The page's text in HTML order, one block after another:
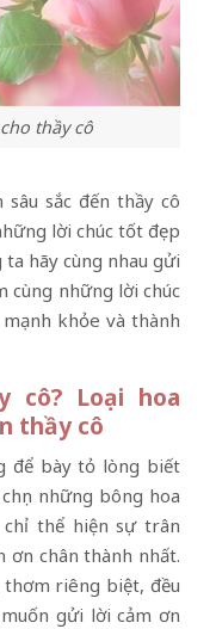
thầy cô
sắc đến thầy cô
lời chúc tốt đẹp
hãy cùng nhau gửi
cùng những lời chúc
khỏe và thành
cô? Loại hoa
thầy cô
để bày tỏ lòng biết
những bông hoa
thể hiện sự trân
ơn chân thành nhất.
thơm riêng biệt, đều
gửi lời cảm ơn